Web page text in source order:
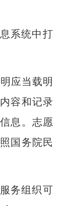
系统中打
应当载明
容和记录
息。志愿
国务院民
务组织可